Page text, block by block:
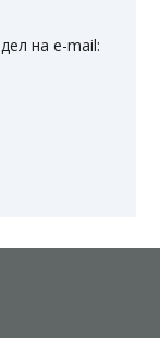
на e-mail: